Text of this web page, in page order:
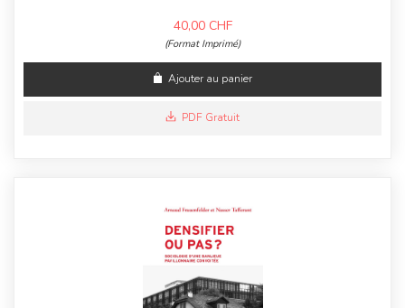
40,00 CHF
(Format Imprimé)
Ajouter au panier
PDF Gratuit